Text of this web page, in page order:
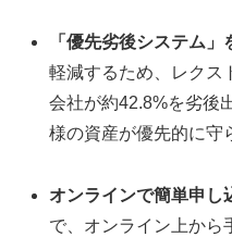
「優先劣後システム」
軽減するため、レクス
会社が約42.8%を劣後
様の資産が優先的に守
オンラインで簡単申し
で、オンライン上から